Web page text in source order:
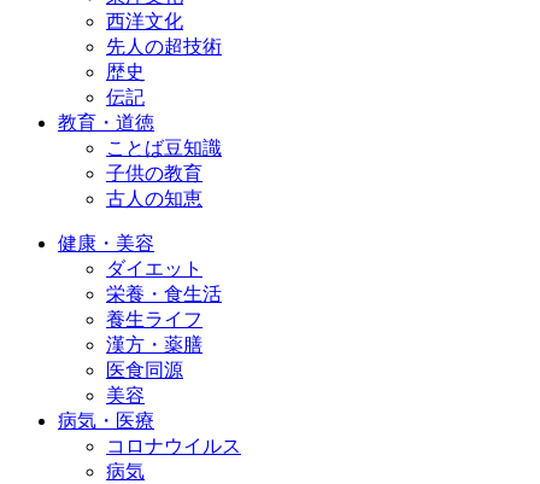
西洋文化
先人の超技術
歴史
伝記
教育・道徳
ことば豆知識
子供の教育
古人の知恵
健康・美容
ダイエット
栄養・食生活
養生ライフ
漢方・薬膳
医食同源
美容
病気・医療
コロナウイルス
病気